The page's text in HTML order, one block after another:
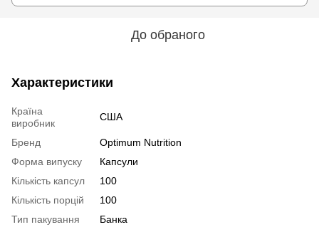
До обраного
Характеристики
Країна
виробник
США
Бренд
Optimum Nutrition
Форма випуску
Капсули
Кількість капсул
100
Кількість порцій
100
Тип пакування
Банка